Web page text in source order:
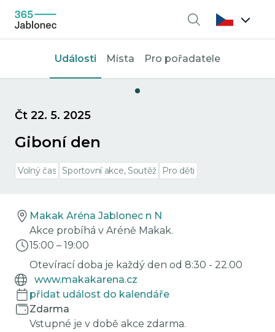
Vyhledávání
Události Místa Pro pořadatele
Čt 22. 5. 2025
Giboní den
Volný čas Sportovní akce, Soutěž Pro děti
Makak Aréna Jablonec n N
Akce probíhá v Aréně Makak.
15:00 – 19:00
Otevírací doba je každý den od 8:30 - 22.00
www.makakarena.cz
přidat událost do kalendáře
Zdarma
Vstupné je v době akce zdarma.